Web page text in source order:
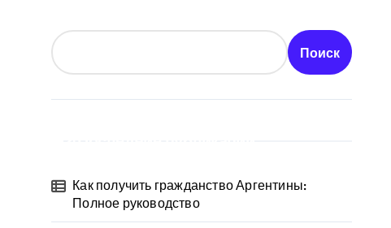
Поиск
Как получить гражданство Аргентины:
Полное руководство